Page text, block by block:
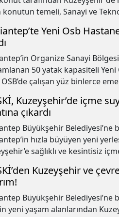
konutun temeli, Sanayi ve
Yeni Osb
Organize Sanayi
50 yatak kapasiteli Yeni
çalışan yüz binlerce
Beykent gibi çevre
7/24 kesintisiz sağlık
Kuzeyşehir’de içme
çıkardı
Büyükşehir Belediyesi’ne
hızla büyüyen yeni
sağlıklı ve kesintisiz
2’nci Etap İçme Suyu
aldı.
Kuzeyşehir ve
Büyükşehir Belediyesi’ne
yeni yaşam alanlarından